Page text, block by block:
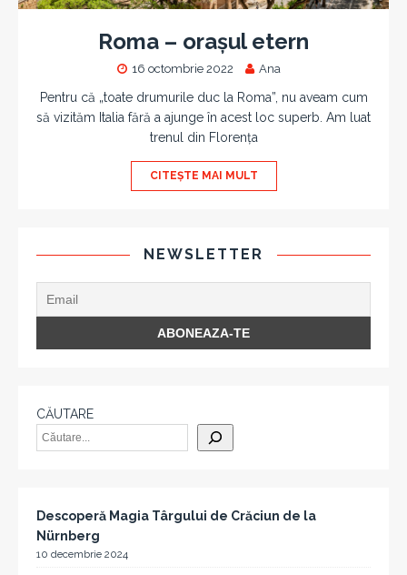
Roma – orașul etern
16 octombrie 2022 Ana
Pentru că „toate drumurile duc la Roma”, nu aveam cum
să vizităm Italia fără a ajunge în acest loc superb. Am luat
trenul din Florența
CITEȘTE MAI MULT
NEWSLETTER
CĂUTARE
Descoperă Magia Târgului de Crăciun de la
Nürnberg
10 decembrie 2024